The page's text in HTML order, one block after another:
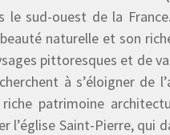
le sud-ouest de la
naturelle et son
pittoresques et de
à s’éloigner de
patrimoine
l’église Saint-Pierre, qui